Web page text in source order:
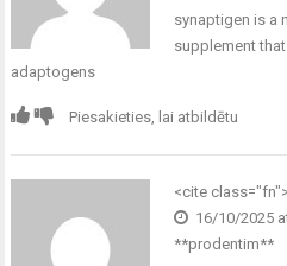
synaptigen is a
supplement
adaptogens
Piesakieties, lai atbildētu
<cite
16/10/2025
** prodentim**